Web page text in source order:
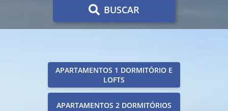
BUSCAR
APARTAMENTOS 1 DORMITÓRIO E
LOFTS
APARTAMENTOS 2 DORMITÓRIOS